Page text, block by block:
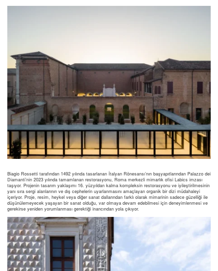
Biagio Rossetti tarafından 1492 yılında tasarlanan İtalyan Rönesansı’nın başyapıtlarından Palazzo dei
Diamanti’nin 2023 yılında tamamlanan restorasyonu, Roma merkezli mimarlık ofisi Labics imzası
taşıyor. Projenin tasarım yaklaşımı 16. yüzyıldan kalma kompleksin restorasyonu ve iyileştirilmesinin
yanı sıra sergi alanlarının ve dış cephelerin uyarlanmasını amaçlayan organik bir dizi müdahaleyi
içeriyor. Proje, resim, heykel veya diğer sanat dallarından farklı olarak mimarinin sadece güzelliği ile
düşünülemeyecek yaşayan bir sanat olduğu, var olmaya devam edebilmesi için deneyimlenmesi ve
gerekirse yeniden yorumlanması gerektiği inancından yola çıkıyor.